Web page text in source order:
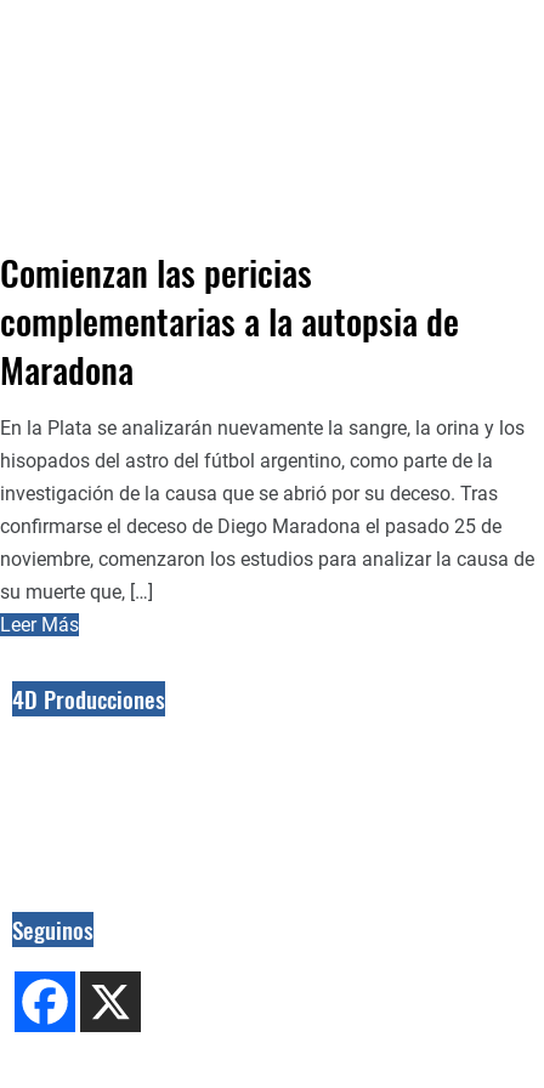
Comienzan las pericias
complementarias a la autopsia de
Maradona
En la Plata se analizarán nuevamente la sangre, la orina y los
hisopados del astro del fútbol argentino, como parte de la
investigación de la causa que se abrió por su deceso. Tras
confirmarse el deceso de Diego Maradona el pasado 25 de
noviembre, comenzaron los estudios para analizar la causa de
su muerte que, […]
Leer Más
4D Producciones
Seguinos